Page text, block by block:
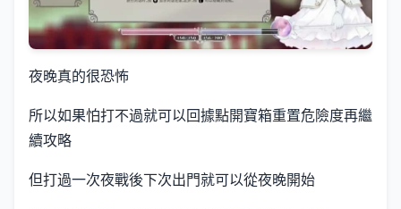
夜晚真的很恐怖
所以如果怕打不過就可以回據點開寶箱重置危險度再繼
續攻略
但打過一次夜戰後下次出門就可以從夜晚開始